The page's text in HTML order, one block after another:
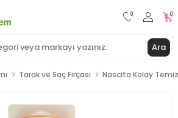
Ara
0 0
Tarak ve Saç Fırçası Nascita Kolay